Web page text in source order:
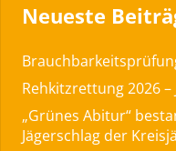
Neueste
Rehkitzrettung 2026
„Grünes Abitur“
Jägerschlag der